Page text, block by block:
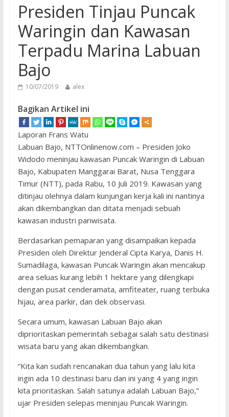
Presiden Tinjau Puncak
Waringin dan Kawasan
Terpadu Marina Labuan
Bajo
10/07/2019 alex
Bagikan Artikel ini
Laporan Frans Watu
Labuan Bajo, NTTOnlinenow.com – Presiden Joko
Widodo meninjau kawasan Puncak Waringin di Labuan
Bajo, Kabupaten Manggarai Barat, Nusa Tenggara
Timur (NTT), pada Rabu, 10 Juli 2019. Kawasan yang
ditinjau olehnya dalam kunjungan kerja kali ini nantinya
akan dikembangkan dan ditata menjadi sebuah
kawasan industri pariwisata.
Berdasarkan pemaparan yang disampaikan kepada
Presiden oleh Direktur Jenderal Cipta Karya, Danis H.
Sumadilaga, kawasan Puncak Waringin akan mencakup
area seluas kurang lebih 1 hektare yang dilengkapi
dengan pusat cenderamata, amfiteater, ruang terbuka
hijau, area parkir, dan dek observasi.
Secara umum, kawasan Labuan Bajo akan
diprioritaskan pemerintah sebagai salah satu destinasi
wisata baru yang akan dikembangkan.
“Kita kan sudah rencanakan dua tahun yang lalu kita
ingin ada 10 destinasi baru dan ini yang 4 yang ingin
kita prioritaskan. Salah satunya adalah Labuan Bajo,”
ujar Presiden selepas meninjau Puncak Waringin.